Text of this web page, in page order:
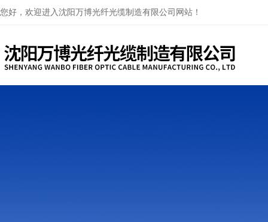
您好，欢迎进入沈阳万博光纤光缆制造有限公司网站！